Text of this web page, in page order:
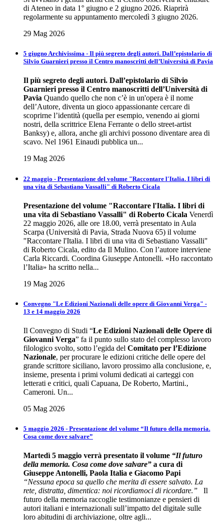
di Ateneo in data 1° giugno e 2 giugno 2026. Riaprirà
regolarmente su appuntamento mercoledì 3 giugno 2026.
29 Mag 2026
5 giugno Archivissima - Il più segreto degli autori. Dall’epistolario di
Silvio Guarnieri presso il Centro manoscritti dell’Università di Pavia
Il più segreto degli autori. Dall’epistolario di Silvio
Guarnieri presso il Centro manoscritti dell’Università di
Pavia Quando quello che non c’è in un'opera è il nome
dell’Autore, diventa un gioco appassionante cercare di
scoprirne l’identità (quella per esempio, venendo ai giorni
nostri, della scrittrice Elena Ferrante o dello street-artist
Banksy) e, allora, anche gli archivi possono diventare area di
scavo. Nel 1961 Einaudi pubblica un...
19 Mag 2026
22 maggio - Presentazione del volume "Raccontare l'Italia. I libri di
una vita di Sebastiano Vassalli" di Roberto Cicala
Presentazione del volume "Raccontare l'Italia. I libri di
una vita di Sebastiano Vassalli" di Roberto Cicala Venerdì
22 maggio 2026, alle ore 18.00, verrà presentato in Aula
Scarpa (Università di Pavia, Strada Nuova 65) il volume
"Raccontare l'Italia. I libri di una vita di Sebastiano Vassalli"
di Roberto Cicala, edito da Il Mulino. Con l’autore interviene
Carla Riccardi. Coordina Giuseppe Antonelli. «Ho raccontato
l’Italia» ha scritto nella...
19 Mag 2026
Convegno "Le Edizioni Nazionali delle opere di Giovanni Verga" -
13 e 14 maggio 2026
Il Convegno di Studi “Le Edizioni Nazionali delle Opere di
Giovanni Verga” fa il punto sullo stato del complesso lavoro
filologico svolto, sotto l’egida del Comitato per l’Edizione
Nazionale, per procurare le edizioni critiche delle opere del
grande scrittore siciliano, lavoro prossimo alla conclusione, e,
insieme, presenta i primi volumi dedicati ai carteggi con
letterati e critici, quali Capuana, De Roberto, Martini.,
Cameroni. Un...
05 Mag 2026
5 maggio 2026 - Presentazione del volume “Il futuro della memoria.
Cosa come dove salvare”
Martedì 5 maggio verrà presentato il volume “Il futuro
della memoria. Cosa come dove salvare” a cura di
Giuseppe Antonelli, Paola Italia e Giacomo Papi
“Nessuna epoca sa quello che merita di essere salvato. La
rete, distratta, dimentica: noi ricordiamoci di ricordare.”
Il
futuro della memoria raccoglie testimonianze e pensieri di
autori italiani e internazionali sull’impatto del digitale sulle
loro abitudini di archiviazione, oltre agli...